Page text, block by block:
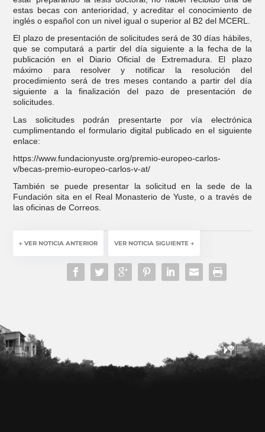
estas becas con anterioridad, y acreditar el conocimiento de
inglés o español con un nivel igual o superior al B2 del MCERL.
El plazo de presentación de solicitudes será de 30 días hábiles,
que se computará a partir del día siguiente a la fecha de la
publicación en el Diario Oficial de Extremadura. El plazo
máximo para resolver y notificar la resolución del
procedimiento será de tres meses contando a partir del día
siguiente a la finalización del pazo de presentación de
solicitudes.
Las solicitudes podrán presentarte por vía electrónica
cumplimentando el formulario digital publicado en el siguiente
enlace:
https://www.fundacionyuste.org/premio-europeo-carlos-
v/becas-premio-europeo-carlos-v-at/
También se puede presentar la solicitud en la sede de la
Fundación sita en el Real Monasterio de Yuste, o a través de
las oficinas de Correos.
←VER NOTICIA ANTERIOR VER NOTICIA SIGUIENTE →